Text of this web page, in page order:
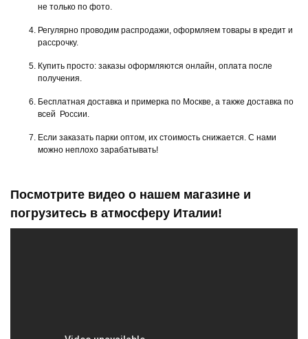
не только по фото.
Регулярно проводим распродажи, оформляем товары в кредит и
рассрочку.
Купить просто: заказы оформляются онлайн, оплата после
получения.
Бесплатная доставка и примерка по Москве, а также доставка по
всей России.
Если заказать парки оптом, их стоимость снижается. С нами
можно неплохо зарабатывать!
Посмотрите видео о нашем магазине и
погрузитесь в атмосферу Италии!